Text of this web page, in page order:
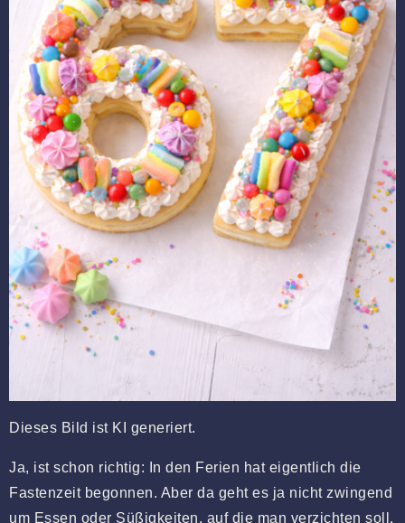
Dieses Bild ist KI generiert.
Ja, ist schon richtig: In den Ferien hat eigentlich die
Fastenzeit begonnen. Aber da geht es ja nicht zwingend
um Essen oder Süßigkeiten, auf die man verzichten soll.